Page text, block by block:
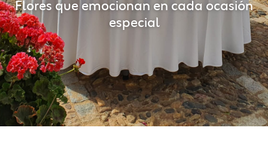
Flores que emocionan en cada ocasión
especial